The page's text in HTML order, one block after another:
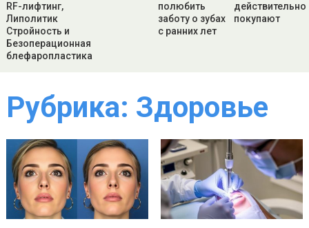
RF-лифтинг,
Липолитик
Стройность и
Безоперационная
блефаропластика
полюбить
заботу о зубах
с ранних лет
действительно
покупают
Рубрика: Здоровье